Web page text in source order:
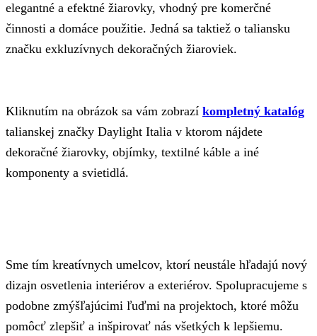
elegantné a efektné žiarovky, vhodný pre komerčné
činnosti a domáce použitie. Jedná sa taktiež o taliansku
značku exkluzívnych dekoračných žiaroviek.
Kliknutím na obrázok sa vám zobrazí kompletný katalóg
talianskej značky Daylight Italia v ktorom nájdete
dekoračné žiarovky, objímky, textilné káble a iné
komponenty a svietidlá.
Sme tím kreatívnych umelcov, ktorí neustále hľadajú nový
dizajn osvetlenia interiérov a exteriérov. Spolupracujeme s
podobne zmýšľajúcimi ľuďmi na projektoch, ktoré môžu
pomôcť zlepšiť a inšpirovať nás všetkých k lepšiemu.